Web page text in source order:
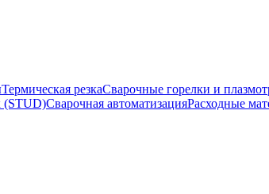
Термическая резкаСварочные горелки и
(STUD)Сварочная автоматизацияРасходные